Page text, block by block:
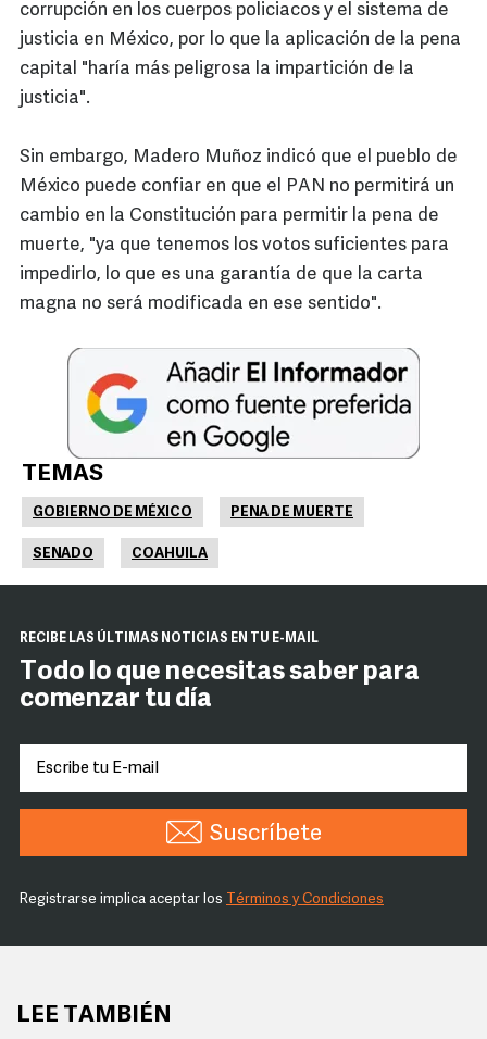
corrupción en los cuerpos policiacos y el sistema de
justicia en México, por lo que la aplicación de la pena
capital "haría más peligrosa la impartición de la
justicia".
Sin embargo, Madero Muñoz indicó que el pueblo de
México puede confiar en que el PAN no permitirá un
cambio en la Constitución para permitir la pena de
muerte, "ya que tenemos los votos suficientes para
impedirlo, lo que es una garantía de que la carta
magna no será modificada en ese sentido".
TEMAS
GOBIERNO DE MÉXICO PENA DE MUERTE
SENADO COAHUILA
RECIBE LAS ÚLTIMAS NOTICIAS EN TU E-MAIL
Todo lo que necesitas saber para
comenzar tu día
Suscríbete
Registrarse implica aceptar los Términos y Condiciones
LEE TAMBIÉN